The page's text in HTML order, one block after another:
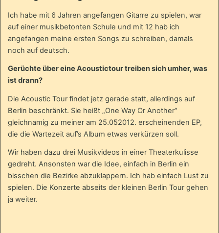
Ich habe mit 6 Jahren angefangen Gitarre zu spielen, war
auf einer musikbetonten Schule und mit 12 hab ich
angefangen meine ersten Songs zu schreiben, damals
noch auf deutsch.
Gerüchte über eine Acoustictour treiben sich umher, was
ist drann?
Die Acoustic Tour findet jetz gerade statt, allerdings auf
Berlin beschränkt. Sie heißt „One Way Or Another“
gleichnamig zu meiner am 25.052012. erscheinenden EP,
die die Wartezeit auf’s Album etwas verkürzen soll.
Wir haben dazu drei Musikvideos in einer Theaterkulisse
gedreht. Ansonsten war die Idee, einfach in Berlin ein
bisschen die Bezirke abzuklappern. Ich hab einfach Lust zu
spielen. Die Konzerte abseits der kleinen Berlin Tour gehen
ja weiter.